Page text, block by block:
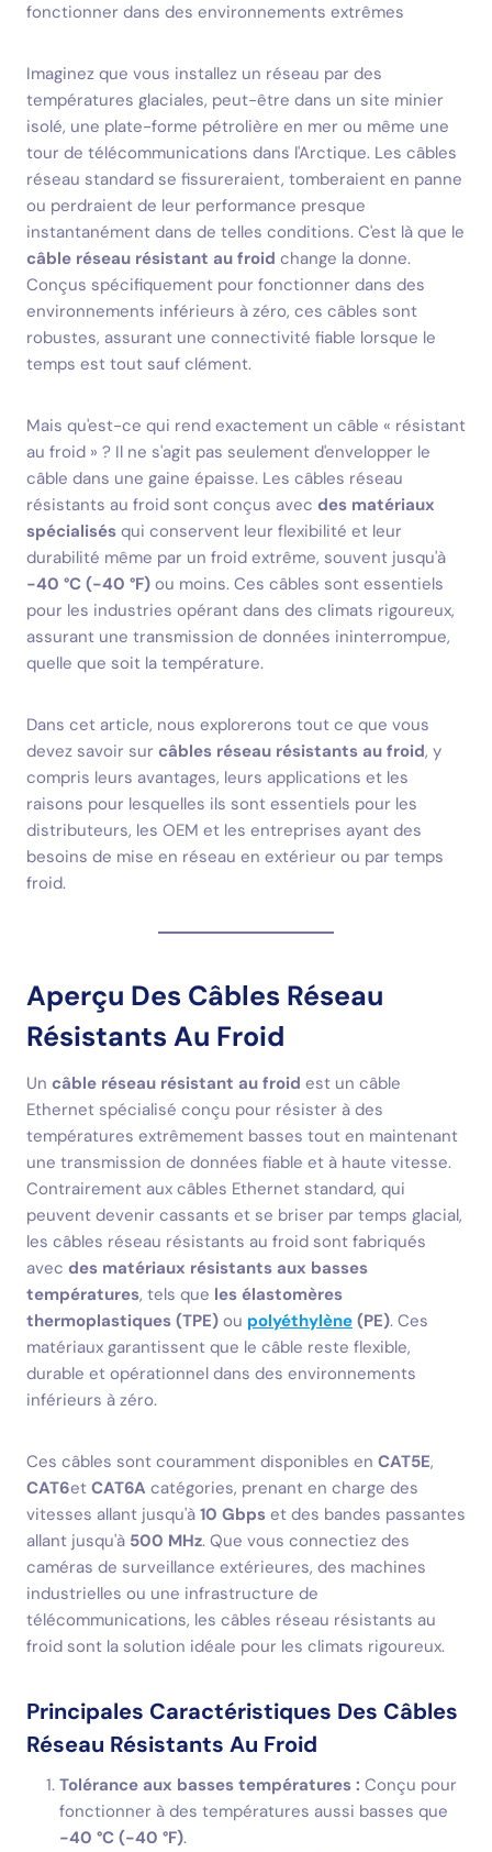
fonctionner dans des environnements extrêmes
Imaginez que vous installez un réseau par des
températures glaciales, peut-être dans un site minier
isolé, une plate-forme pétrolière en mer ou même une
tour de télécommunications dans l'Arctique. Les câbles
réseau standard se fissureraient, tomberaient en panne
ou perdraient de leur performance presque
instantanément dans de telles conditions. C'est là que le
câble réseau résistant au froid change la donne.
Conçus spécifiquement pour fonctionner dans des
environnements inférieurs à zéro, ces câbles sont
robustes, assurant une connectivité fiable lorsque le
temps est tout sauf clément.
Mais qu'est-ce qui rend exactement un câble « résistant
au froid » ? Il ne s'agit pas seulement d'envelopper le
câble dans une gaine épaisse. Les câbles réseau
résistants au froid sont conçus avec des matériaux
spécialisés qui conservent leur flexibilité et leur
durabilité même par un froid extrême, souvent jusqu'à
-40 °C (-40 °F) ou moins. Ces câbles sont essentiels
pour les industries opérant dans des climats rigoureux,
assurant une transmission de données ininterrompue,
quelle que soit la température.
Dans cet article, nous explorerons tout ce que vous
devez savoir sur câbles réseau résistants au froid, y
compris leurs avantages, leurs applications et les
raisons pour lesquelles ils sont essentiels pour les
distributeurs, les OEM et les entreprises ayant des
besoins de mise en réseau en extérieur ou par temps
froid.
Aperçu Des Câbles Réseau
Résistants Au Froid
Un câble réseau résistant au froid est un câble
Ethernet spécialisé conçu pour résister à des
températures extrêmement basses tout en maintenant
une transmission de données fiable et à haute vitesse.
Contrairement aux câbles Ethernet standard, qui
peuvent devenir cassants et se briser par temps glacial,
les câbles réseau résistants au froid sont fabriqués
avec des matériaux résistants aux basses
températures, tels que les élastomères
thermoplastiques (TPE) ou polyéthylène (PE). Ces
matériaux garantissent que le câble reste flexible,
durable et opérationnel dans des environnements
inférieurs à zéro.
Ces câbles sont couramment disponibles en CAT5E,
CAT6et CAT6A catégories, prenant en charge des
vitesses allant jusqu'à 10 Gbps et des bandes passantes
allant jusqu'à 500 MHz. Que vous connectiez des
caméras de surveillance extérieures, des machines
industrielles ou une infrastructure de
télécommunications, les câbles réseau résistants au
froid sont la solution idéale pour les climats rigoureux.
Principales Caractéristiques Des Câbles
Réseau Résistants Au Froid
Tolérance aux basses températures : Conçu pour
fonctionner à des températures aussi basses que
-40 °C (-40 °F).